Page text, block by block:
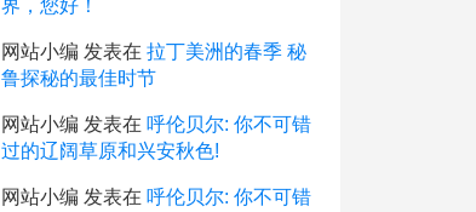
界，您好！
网站小编 发表在 拉丁美洲的春季 秘
鲁探秘的最佳时节
网站小编 发表在 呼伦贝尔: 你不可错
过的辽阔草原和兴安秋色!
网站小编 发表在 呼伦贝尔: 你不可错